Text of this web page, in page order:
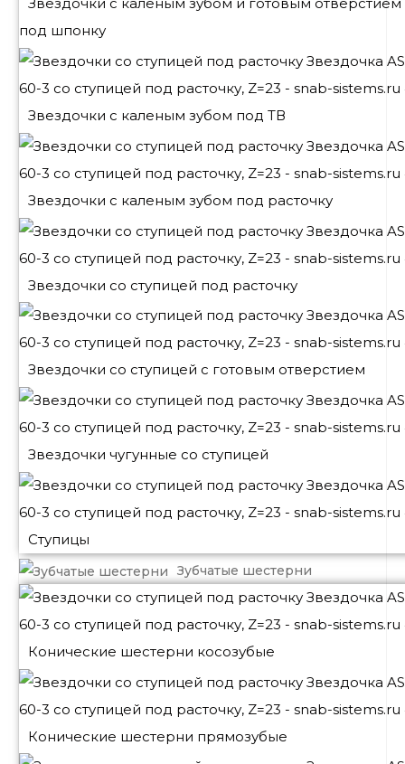
под шпонку
Звездочки с каленым зубом под ТВ
Звездочки с каленым зубом под расточку
Звездочки со ступицей под расточку
Звездочки со ступицей с готовым отверстием
Звездочки чугунные со ступицей
Ступицы
Зубчатые шестерни
Конические шестерни косозубые
Конические шестерни прямозубые